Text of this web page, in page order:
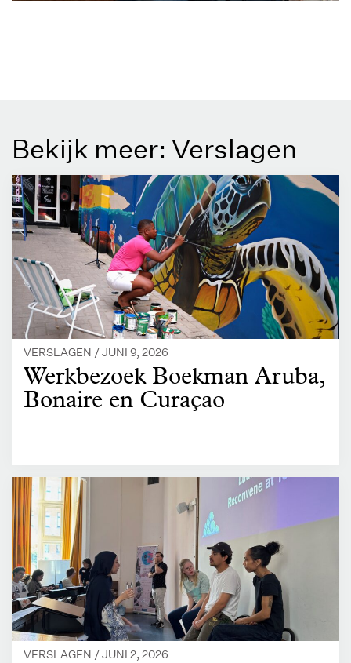
Bekijk meer: Verslagen
VERSLAGEN /JUNI 9, 2026
Werkbezoek Boekman Aruba,
Bonaire en Curaçao
VERSLAGEN /JUNI 2, 2026